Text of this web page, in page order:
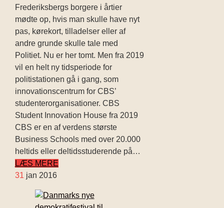
Frederiksbergs borgere i årtier
mødte op, hvis man skulle have nyt
pas, kørekort, tilladelser eller af
andre grunde skulle tale med
Politiet. Nu er her tomt. Men fra 2019
vil en helt ny tidsperiode for
politistationen gå i gang, som
innovationscentrum for CBS’
studenterorganisationer. CBS
Student Innovation House fra 2019
CBS er en af verdens største
Business Schools med over 20.000
heltids eller deltidsstuderende på…
LÆS MERE
31 jan 2016